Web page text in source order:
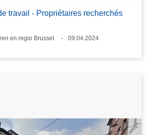
travail - Propriétaires recherchés
en regio Brussel
09.04.2024